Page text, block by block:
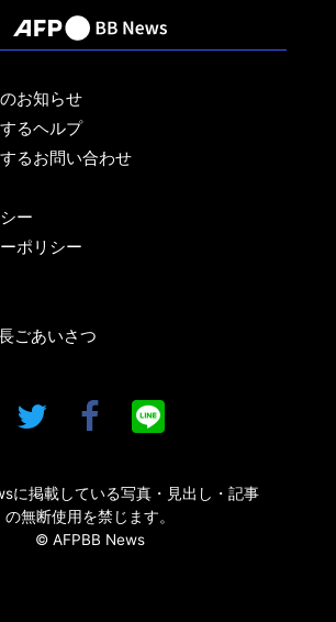
お知らせ
るヘルプ
るお問い合わせ
ー
ポリシー
ごあいさつ
に掲載している写真・見出し・記事
の無断使用を禁じます。
© AFPBB News